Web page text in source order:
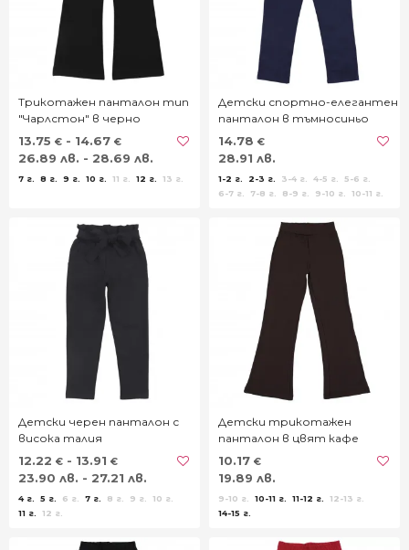
Трикотажен панталон тип
"Чарлстон" в черно
13.75 € - 14.67 €
26.89 лв. - 28.69 лв.
7 г. 8 г. 9 г. 10 г. 11 г. 12 г. 13 г.
Детски спортно-елегантен
панталон в тъмносиньо
14.78 €
28.91 лв.
1-2 г. 2-3 г. 3-4 г. 4-5 г.
5-6 г.
6-7 г.
7-8 г. 8-9 г. 9-10 г. 10-11 г.
Детски черен панталон с
висока талия
12.22 € - 13.91 €
23.90 лв. - 27.21 лв.
4 г. 5 г. 6 г. 7 г. 8 г. 9 г.
10 г.
11 г.
12 г.
Детски трикотажен
панталон в цвят кафе
10.17 €
19.89 лв.
9-10 г. 10-11 г. 11-12 г.
12-13 г.
14-15 г.